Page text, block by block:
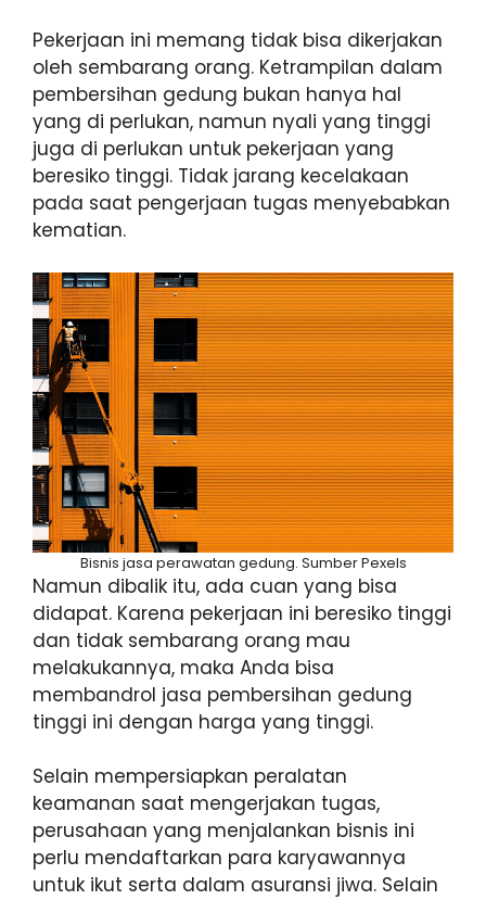
Pekerjaan ini memang tidak bisa dikerjakan
oleh sembarang orang. Ketrampilan dalam
pembersihan gedung bukan hanya hal
yang di perlukan, namun nyali yang tinggi
juga di perlukan untuk pekerjaan yang
beresiko tinggi. Tidak jarang kecelakaan
pada saat pengerjaan tugas menyebabkan
kematian.
Bisnis jasa perawatan gedung. Sumber Pexels
Namun dibalik itu, ada cuan yang bisa
didapat. Karena pekerjaan ini beresiko tinggi
dan tidak sembarang orang mau
melakukannya, maka Anda bisa
membandrol jasa pembersihan gedung
tinggi ini dengan harga yang tinggi.
Selain mempersiapkan peralatan
keamanan saat mengerjakan tugas,
perusahaan yang menjalankan bisnis ini
perlu mendaftarkan para karyawannya
untuk ikut serta dalam asuransi jiwa. Selain